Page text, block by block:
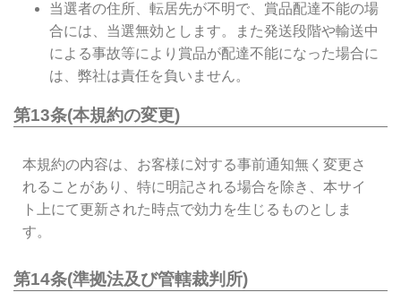
当選者の住所、転居先が不明で、賞品配達不能の場
合には、当選無効とします。また発送段階や輸送中
による事故等により賞品が配達不能になった場合に
は、弊社は責任を負いません。
第13条(本規約の変更)
本規約の内容は、お客様に対する事前通知無く変更さ
れることがあり、特に明記される場合を除き、本サイ
ト上にて更新された時点で効力を生じるものとしま
す。
第14条(準拠法及び管轄裁判所)